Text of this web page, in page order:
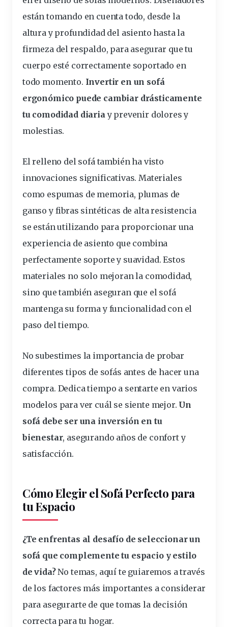
están tomando en cuenta todo, desde la
altura y profundidad del asiento hasta la
firmeza del respaldo, para asegurar que tu
cuerpo esté correctamente soportado en
todo momento. Invertir en un sofá
ergonómico puede cambiar drásticamente
tu comodidad diariay prevenir dolores y
molestias.
El relleno del sofá también ha visto
innovaciones significativas. Materiales
como espumas de memoria, plumas de
ganso y fibras sintéticas de alta resistencia
se están utilizando para proporcionar una
experiencia de asiento que combina
perfectamente soporte y suavidad. Estos
materiales no solo mejoran la comodidad,
sino que también aseguran que el sofá
mantenga su forma y funcionalidad con el
paso del tiempo.
No subestimes la importancia de probar
diferentes tipos de sofás antes de hacer una
compra. Dedica tiempo a sentarte en varios
modelos para ver cuál se siente mejor. Un
sofá debe ser una inversión en tu
bienestar, asegurando años de confort y
satisfacción.
Cómo Elegir el Sofá Perfecto para
tu Espacio
¿Te enfrentas al desafío de seleccionar un
sofá que complemente tu espacio y estilo
de vida?No temas, aquí te guiaremos a través
de los factores más importantes a considerar
para asegurarte de que tomas la decisión
correcta para tu hogar.